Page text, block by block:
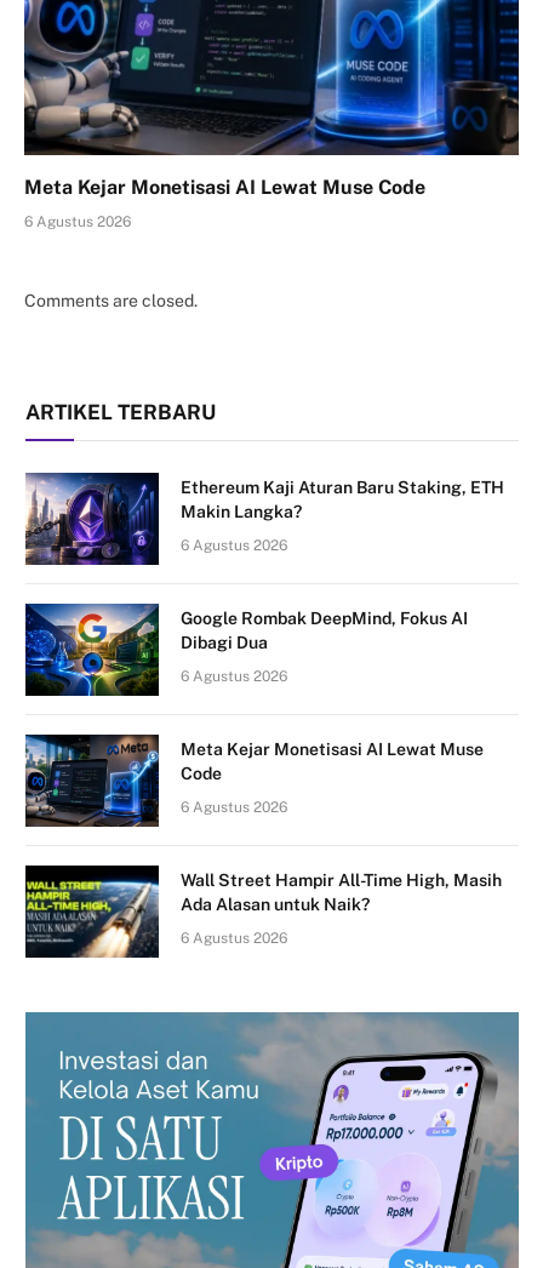
Meta Kejar Monetisasi AI Lewat Muse Code
6 Agustus 2026
Comments are closed.
ARTIKEL TERBARU
Ethereum Kaji Aturan Baru Staking, ETH
Makin Langka?
6 Agustus 2026
Google Rombak DeepMind, Fokus AI
Dibagi Dua
6 Agustus 2026
Meta Kejar Monetisasi AI Lewat Muse
Code
6 Agustus 2026
Wall Street Hampir All-Time High, Masih
Ada Alasan untuk Naik?
6 Agustus 2026